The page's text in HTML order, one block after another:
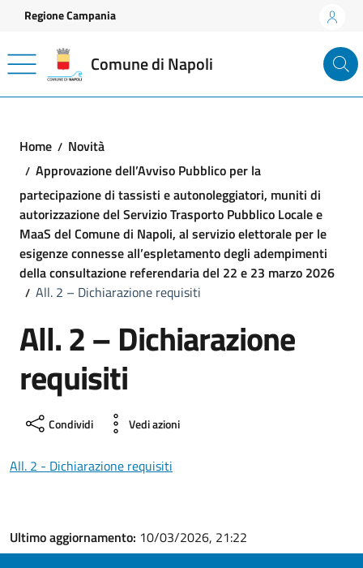
Vai ai contenuti
Vai al footer
Regione Campania
Comune di Napoli
Home
Novità
Approvazione dell’Avviso Pubblico per la
partecipazione di tassisti e autonoleggiatori, muniti di
autorizzazione del Servizio Trasporto Pubblico Locale e
MaaS del Comune di Napoli, al servizio elettorale per le
esigenze connesse all’espletamento degli adempimenti
della consultazione referendaria del 22 e 23 marzo 2026
All. 2 – Dichiarazione requisiti
All. 2 – Dichiarazione
requisiti
Condividi Vedi azioni
All. 2 - Dichiarazione requisiti
Ultimo aggiornamento: 10/03/2026, 21:22